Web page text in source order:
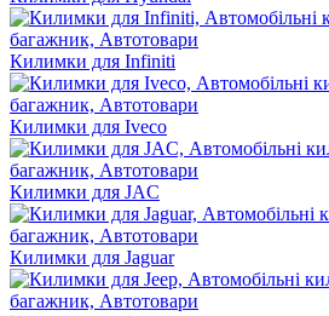
Килимки для Infiniti
Килимки для Iveco
Килимки для JAC
Килимки для Jaguar